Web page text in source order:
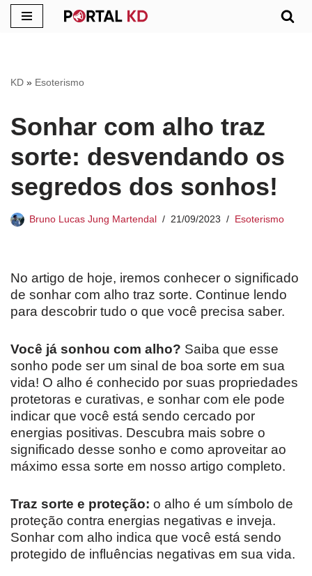
conteúdo
KD » Esoterismo
Sonhar com alho traz
sorte: desvendando os
segredos dos sonhos!
Bruno Lucas Jung Martendal 21/09/2023 Esoterismo
No artigo de hoje, iremos conhecer o significado
de sonhar com alho traz sorte. Continue lendo
para descobrir tudo o que você precisa saber.
Você já sonhou com alho? Saiba que esse
sonho pode ser um sinal de boa sorte em sua
vida! O alho é conhecido por suas propriedades
protetoras e curativas, e sonhar com ele pode
indicar que você está sendo cercado por
energias positivas. Descubra mais sobre o
significado desse sonho e como aproveitar ao
máximo essa sorte em nosso artigo completo.
Traz sorte e proteção: o alho é um símbolo de
proteção contra energias negativas e inveja.
Sonhar com alho indica que você está sendo
protegido de influências negativas em sua vida.